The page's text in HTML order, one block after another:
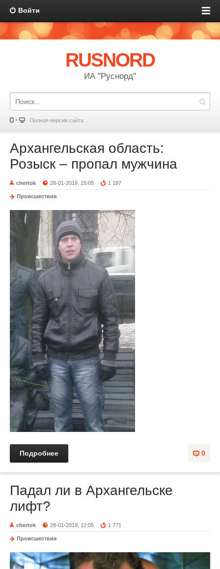
Войти
RUSNORD
ИА "Руснорд"
Полная версия сайта
Архангельская область:
Розыск – пропал мужчина
chertok 28-01-2019, 15:05 1 187
Происшествия
0
Подробнее
Падал ли в Архангельске
лифт?
chertok 28-01-2019, 12:05 1 771
Происшествия